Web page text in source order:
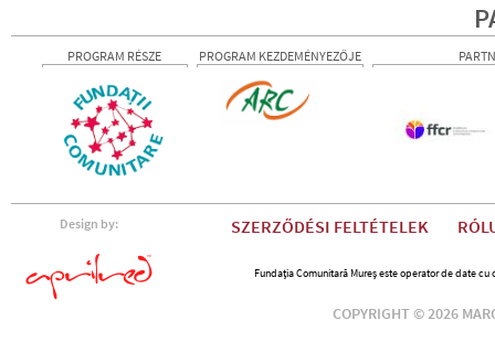
PROGRAM RÉSZE PROGRAM KEZDEMÉNYEZŐJE
Design by: SZERZŐDÉSI FELTÉTELEK
Fundația Comunitară Mureș este operator de date
COPYRIGHT © 2026